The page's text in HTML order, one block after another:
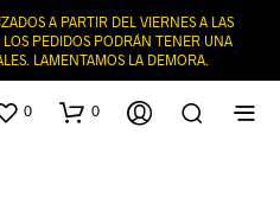
A PARTIR DEL VIERNES A LAS
PEDIDOS PODRÁN TENER UNA
LAMENTAMOS LA DEMORA.
0 0